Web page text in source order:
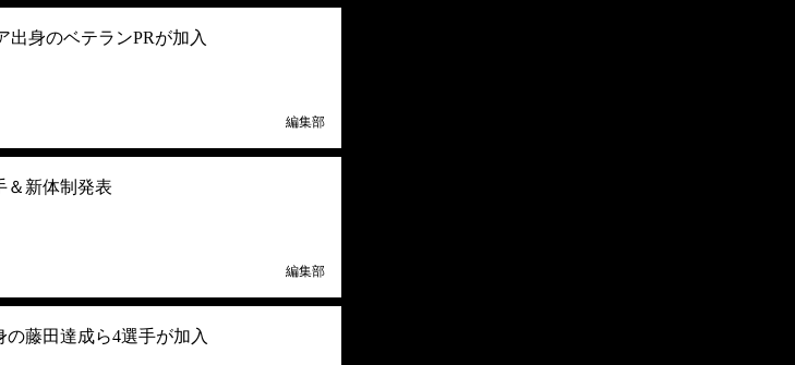
身のベテランPRが加入
編集部
＆新体制発表
編集部
藤田達成ら4選手が加入